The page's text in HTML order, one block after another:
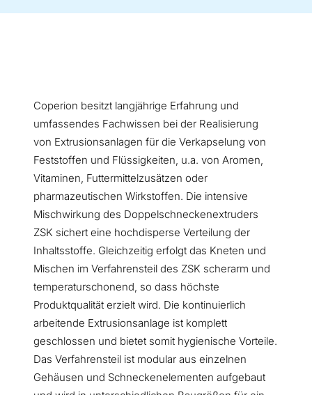
Coperion besitzt langjährige Erfahrung und
umfassendes Fachwissen bei der Realisierung
von Extrusionsanlagen für die Verkapselung von
Feststoffen und Flüssigkeiten, u.a. von Aromen,
Vitaminen, Futtermittelzusätzen oder
pharmazeutischen Wirkstoffen. Die intensive
Mischwirkung des Doppelschneckenextruders
ZSK sichert eine hochdisperse Verteilung der
Inhaltsstoffe. Gleichzeitig erfolgt das Kneten und
Mischen im Verfahrensteil des ZSK scherarm und
temperaturschonend, so dass höchste
Produktqualität erzielt wird. Die kontinuierlich
arbeitende Extrusionsanlage ist komplett
geschlossen und bietet somit hygienische Vorteile.
Das Verfahrensteil ist modular aus einzelnen
Gehäusen und Schneckenelementen aufgebaut